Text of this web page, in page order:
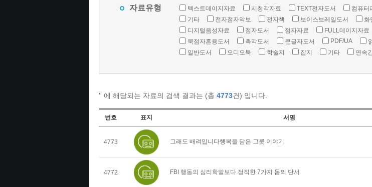
자료유형 텍스트데이지자료 시청각자료 TEXT전자도서 컴퓨터
기타
전자점자악보 전자책 보이스브레일도서 화
디지털음성자료
점자도서 점자자료 FULL데이지자료
묵점자혼용도서
촉각도서 큰글자도서 PDF/UA
일반도서
오디오북 학술지 잡지 기타 연속
'' 에 해당되는 자료의 검색 결과는 (총 4773건) 입니다.
번호 표지 서명
4773 그래도 배려입니다행복을 담은 그릇 이야기
4772 FBI 행동의 심리학말보다 정직한 7가지 몸의 단서